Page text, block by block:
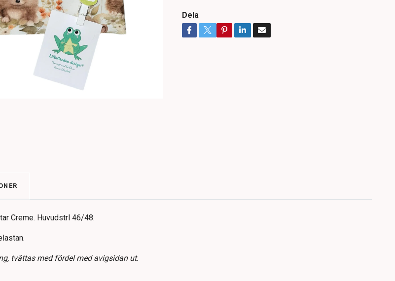
Dela
Creme. Huvudstrl 46/48.
tvättas med fördel med avigsidan ut.